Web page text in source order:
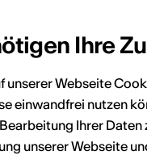
2019
2019
Ihre
unserer Webseite
einwandfrei nutzen
Ihrer
unserer Webseite